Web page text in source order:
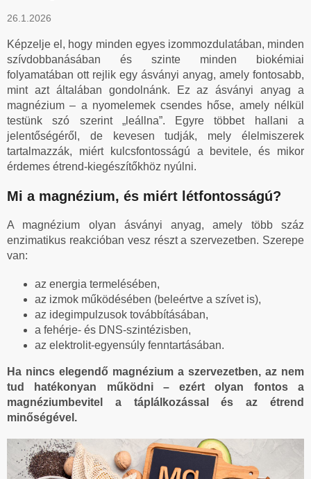
26.1.2026
Képzelje el, hogy minden egyes izommozdulatában, minden
szívdobbanásában és szinte minden biokémiai
folyamatában ott rejlik egy ásványi anyag, amely fontosabb,
mint azt általában gondolnánk. Ez az ásványi anyag a
magnézium – a nyomelemek csendes hőse, amely nélkül
testünk szó szerint „leállna”. Egyre többet hallani a
jelentőségéről, de kevesen tudják, mely élelmiszerek
tartalmazzák, miért kulcsfontosságú a bevitele, és mikor
érdemes étrend-kiegészítőkhöz nyúlni.
Mi a magnézium, és miért létfontosságú?
A magnézium olyan ásványi anyag, amely több száz
enzimatikus reakcióban vesz részt a szervezetben. Szerepe
van:
az energia termelésében,
az izmok működésében (beleértve a szívet is),
az idegimpulzusok továbbításában,
a fehérje- és DNS-szintézisben,
az elektrolit-egyensúly fenntartásában.
Ha nincs elegendő magnézium a szervezetben, az nem
tud hatékonyan működni – ezért olyan fontos a
magnéziumbevitel a táplálkozással és az étrend
minőségével.